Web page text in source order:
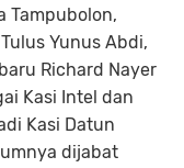
Tampubolon,
Yunus Abdi,
Richard Nayer
Kasi Intel dan
Kasi Datun
dijabat